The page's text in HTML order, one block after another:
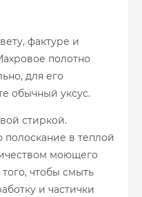
фактуре и
полотно
для его
обычный уксус.
стиркой.
полоскание в теплой
моющего
чтобы смыть
и частички